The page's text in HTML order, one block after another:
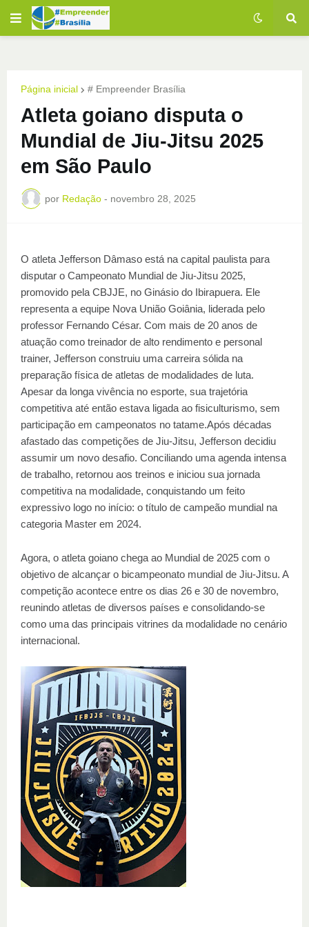
Página inicial # Empreender Brasília
Atleta goiano disputa o
Mundial de Jiu-Jitsu 2025
em São Paulo
por Redação - novembro 28, 2025
O atleta Jefferson Dâmaso está na capital paulista para
disputar o Campeonato Mundial de Jiu-Jitsu 2025,
promovido pela CBJJE, no Ginásio do Ibirapuera. Ele
representa a equipe Nova União Goiânia, liderada pelo
professor Fernando César. Com mais de 20 anos de
atuação como treinador de alto rendimento e personal
trainer, Jefferson construiu uma carreira sólida na
preparação física de atletas de modalidades de luta.
Apesar da longa vivência no esporte, sua trajetória
competitiva até então estava ligada ao fisiculturismo, sem
participação em campeonatos no tatame.Após décadas
afastado das competições de Jiu-Jitsu, Jefferson decidiu
assumir um novo desafio. Conciliando uma agenda intensa
de trabalho, retornou aos treinos e iniciou sua jornada
competitiva na modalidade, conquistando um feito
expressivo logo no início: o título de campeão mundial na
categoria Master em 2024.
Agora, o atleta goiano chega ao Mundial de 2025 com o
objetivo de alcançar o bicampeonato mundial de Jiu-Jitsu. A
competição acontece entre os dias 26 e 30 de novembro,
reunindo atletas de diversos países e consolidando-se
como uma das principais vitrines da modalidade no cenário
internacional.